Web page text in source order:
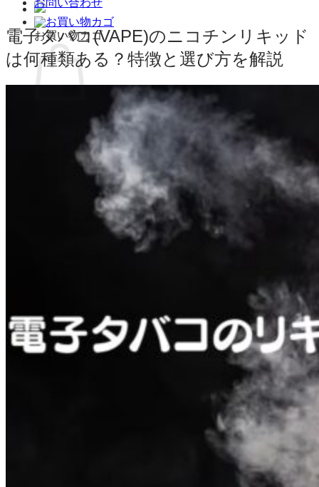
お買い物カゴ
お買い物カゴに商品がありません。
ショップに戻る
お問い合わせ
電子タバコ(VAPE)のニコチンリキッド
は何種類ある？特徴と選び方を解説